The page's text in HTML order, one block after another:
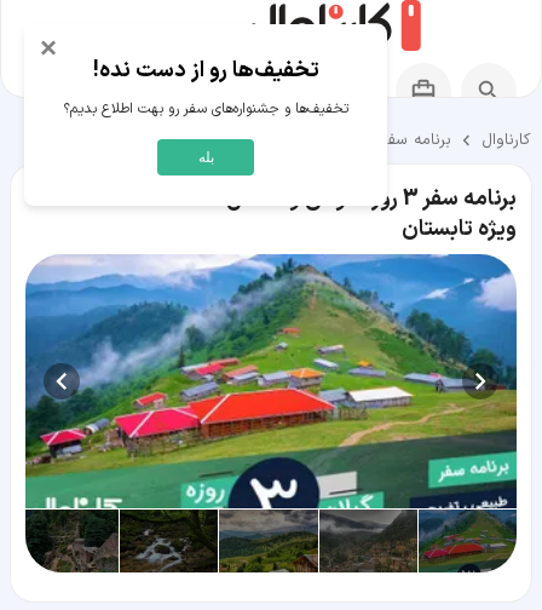
کارناوال برنامه سفر برنامه سفر های ماسال
برنامه سفر 3 روزه فومن و ماسال
ویژه تابستان
×
تخفیف‌ها رو از دست نده!
تخفیف‌ها و جشنواره‌های سفر رو بهت اطلاع بدیم؟
بله